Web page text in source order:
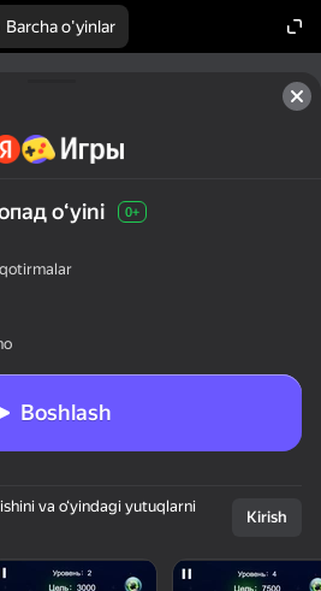
Barcha o'yinlar
oʻyini 0+
Boshlash
va o‘yindagi yutuqlarni
Kirish